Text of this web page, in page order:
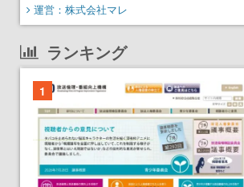
運営：株式会社マレ
ランキング
1